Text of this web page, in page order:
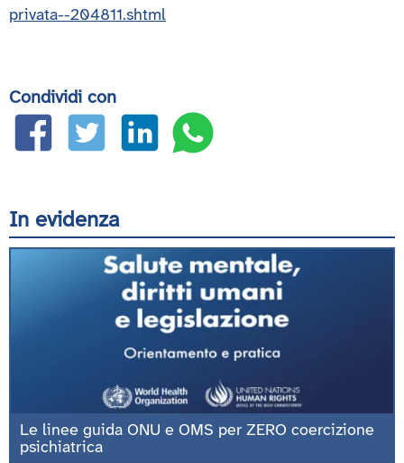
privata--204811.shtml
Condividi con
In evidenza
Le linee guida ONU e OMS per ZERO coercizione
psichiatrica